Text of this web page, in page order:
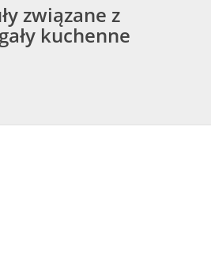
związane z
kuchenne